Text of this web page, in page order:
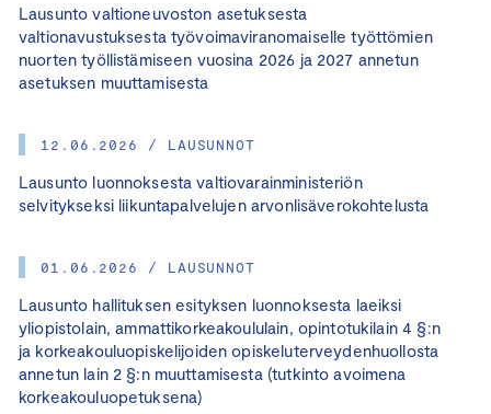
Lausunto valtioneuvoston asetuksesta
valtionavustuksesta työvoimaviranomaiselle työttömien
nuorten työllistämiseen vuosina 2026 ja 2027 annetun
asetuksen muuttamisesta
12.06.2026 / LAUSUNNOT
Lausunto luonnoksesta valtiovarainministeriön
selvitykseksi liikuntapalvelujen arvonlisäverokohtelusta
01.06.2026 / LAUSUNNOT
Lausunto hallituksen esityksen luonnoksesta laeiksi
yliopistolain, ammattikorkeakoululain, opintotukilain 4 §:n
ja korkeakouluopiskelijoiden opiskeluterveydenhuollosta
annetun lain 2 §:n muuttamisesta (tutkinto avoimena
korkeakouluopetuksena)